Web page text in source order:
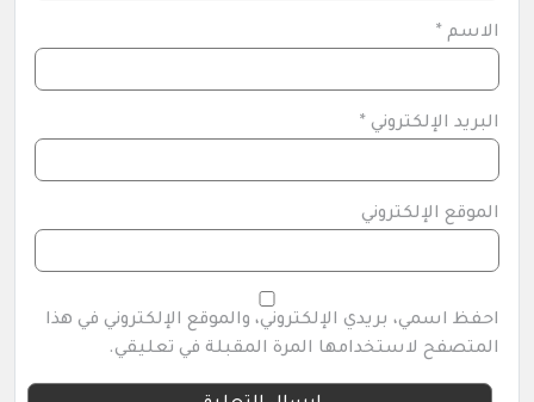
الاسم *
البريد الإلكتروني *
الموقع الإلكتروني
احفظ اسمي، بريدي الإلكتروني، والموقع الإلكتروني في هذا
المتصفح لاستخدامها المرة المقبلة في تعليقي.